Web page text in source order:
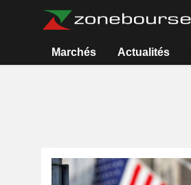
Marchés Actualités